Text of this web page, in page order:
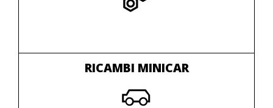
RICAMBI MINICAR